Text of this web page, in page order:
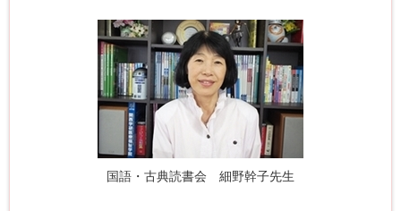
国語・古典読書会 細野幹子先生